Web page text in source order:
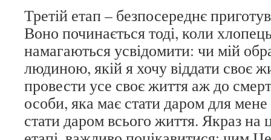
Третій етап – безпосереднє
Воно починається тоді, коли
намагаються усвідомити: чи мій
людиною, якій я хочу віддати своє
провести усе своє життя аж до
особи, яка має стати даром для мене
стати даром всього життя. Якраз на